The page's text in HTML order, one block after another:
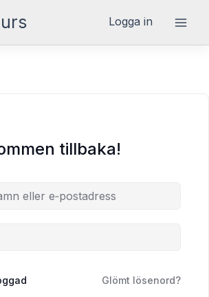
Logga in
tillbaka!
Glömt lösenord?